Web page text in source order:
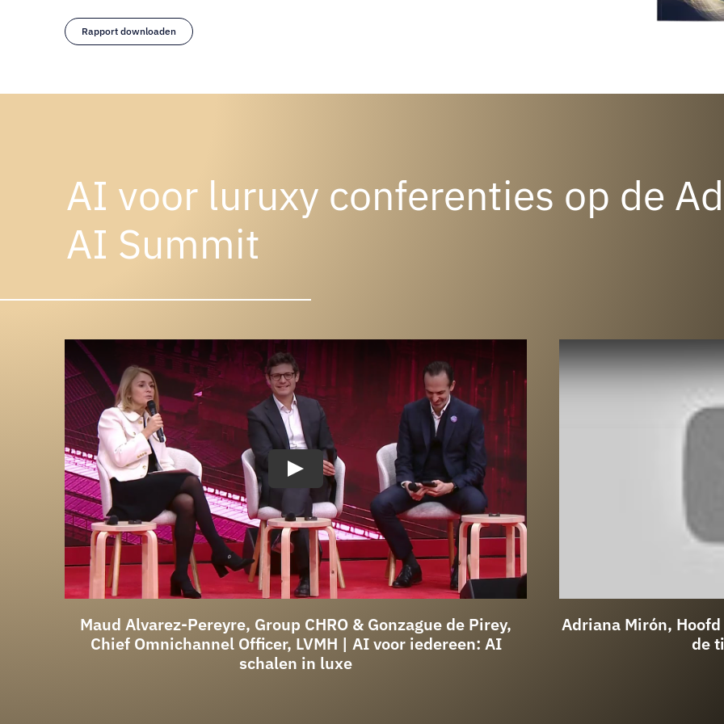
Rapport downloaden
AI voor luruxy conferenties op de
AI Summit
Maud Alvarez-Pereyre, Group CHRO & Gonzague de Pirey,
Chief Omnichannel Officer, LVMH | AI voor iedereen: AI
schalen in luxe
Adriana Mirón, Hoofd
de